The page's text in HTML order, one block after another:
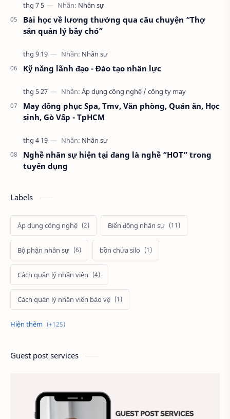
Bài học về lương thưởng qua câu chuyện “Thợ
săn quản lý bầy chó”
Kỹ năng lãnh đạo - Đào tạo nhân lực
May đồng phục Spa, Tmv, Văn phòng, Quán ăn, Học
sinh, Gò Vấp - TpHCM
Nghề nhân sự hiện tại đang là nghề “HOT” trong
tuyển dụng
Labels
Áp dụng công nghệ Biến động nhân sự
Bộ phận nhân sự bồn chứa silo
Cách quản lý nhân viên
Cách quản lý nhân viên bảo vệ
Cách tính lương
Chất lượng dịch vụ Chiến lược nhân sự
Guest post services